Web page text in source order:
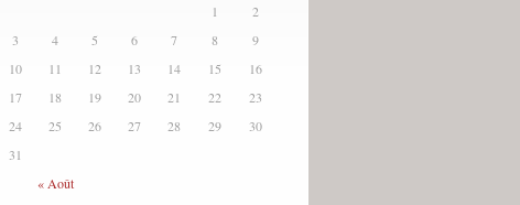
« Août
1
2
3
4 5 6 7 8
9
10
11 12 13 14 15
16
17
18 19 20 21 22
23
24
25 26 27 28 29
30
31